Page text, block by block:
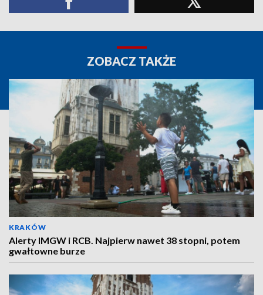
ZOBACZ TAKŻE
KRAKÓW
Alerty IMGW i RCB. Najpierw nawet 38 stopni, potem
gwałtowne burze